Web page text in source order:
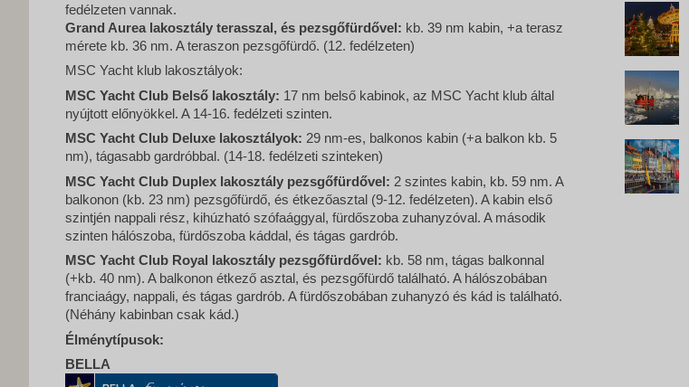
fedélzeten vannak.
Grand Aurea lakosztály terasszal, és pezsgőfürdővel: kb. 39 nm kabin, +a terasz
mérete kb. 36 nm. A teraszon pezsgőfürdő. (12. fedélzeten)
MSC Yacht klub lakosztályok:
MSC Yacht Club Belső lakosztály: 17 nm belső kabinok, az MSC Yacht klub által
nyújtott előnyökkel. A 14-16. fedélzeti szinten.
MSC Yacht Club Deluxe lakosztályok: 29 nm-es, balkonos kabin (+a balkon kb. 5
nm), tágasabb gardróbbal. (14-18. fedélzeti szinteken)
MSC Yacht Club Duplex lakosztály pezsgőfürdővel: 2 szintes kabin, kb. 59 nm. A
balkonon (kb. 23 nm) pezsgőfürdő, és étkezőasztal (9-12. fedélzeten). A kabin első
szintjén nappali rész, kihúzható szófaággyal, fürdőszoba zuhanyzóval. A második
szinten hálószoba, fürdőszoba káddal, és tágas gardrób.
MSC Yacht Club Royal lakosztály pezsgőfürdővel: kb. 58 nm, tágas balkonnal
(+kb. 40 nm). A balkonon étkező asztal, és pezsgőfürdő található. A hálószobában
franciaágy, nappali, és tágas gardrób. A fürdőszobában zuhanyzó és kád is található.
(Néhány kabinban csak kád.)
Élménytípusok:
BELLA